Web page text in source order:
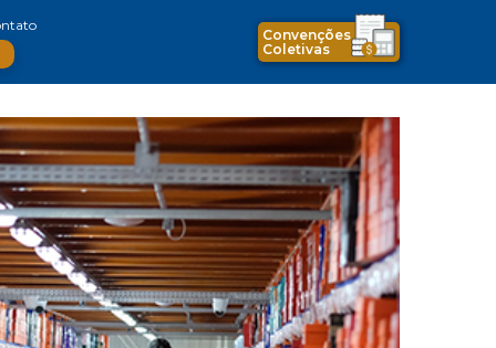
Convenções
Coletivas